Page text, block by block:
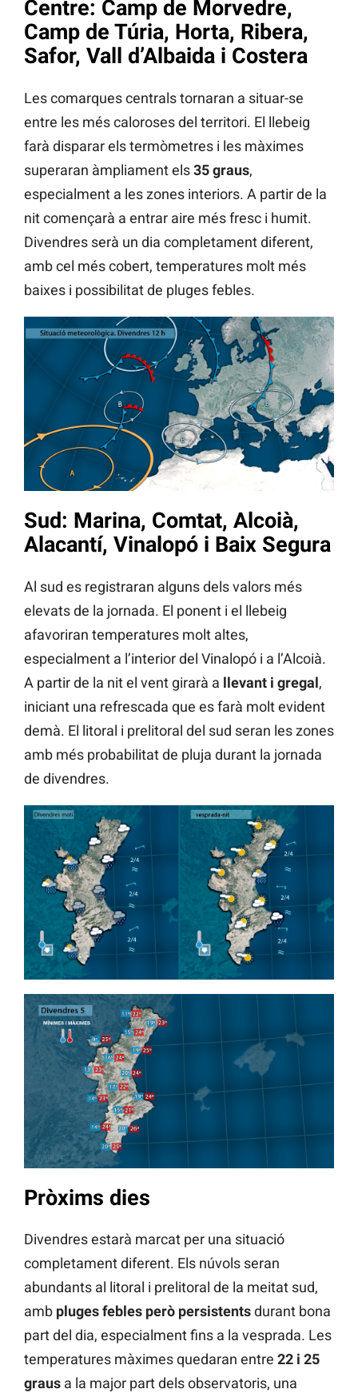
Centre: Camp de Morvedre,
Camp de Túria, Horta, Ribera,
Safor, Vall d’Albaida i Costera
Les comarques centrals tornaran a situar-se
entre les més caloroses del territori. El llebeig
farà disparar els termòmetres i les màximes
superaran àmpliament els35 graus,
especialment a les zones interiors. A partir de la
nit començarà a entrar aire més fresc i humit.
Divendres serà un dia completament diferent,
amb cel més cobert, temperatures molt més
baixes i possibilitat de pluges febles.
Sud: Marina, Comtat, Alcoià,
Alacantí, Vinalopó i Baix Segura
Al sud es registraran alguns dels valors més
elevats de la jornada. El ponent i el llebeig
afavoriran temperatures molt altes,
especialment a l’interior del Vinalopó i a l’Alcoià.
A partir de la nit el vent girarà a llevant i gregal,
iniciant una refrescada que es farà molt evident
demà. El litoral i prelitoral del sud seran les zones
amb més probabilitat de pluja durant la jornada
de divendres.
Pròxims dies
Divendres estarà marcat per una situació
completament diferent. Els núvols seran
abundants al litoral i prelitoral de la meitat sud,
amb pluges febles però persistentsdurant bona
part del dia, especialment fins a la vesprada. Les
temperatures màximes quedaran entre 22 i 25
graus a la major part dels observatoris, una